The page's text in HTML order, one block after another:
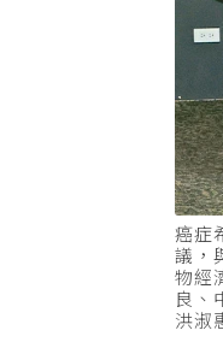
癌症
議，
物經
良、
洪淑